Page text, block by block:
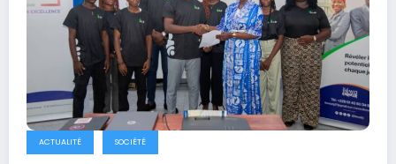
ACTUALITÉ SOCIÉTÉ